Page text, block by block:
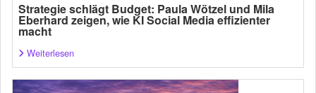
Strategie schlägt Budget: Paula Wötzel und Mila
Eberhard zeigen, wie KI Social Media effizienter
macht
Weiterlesen